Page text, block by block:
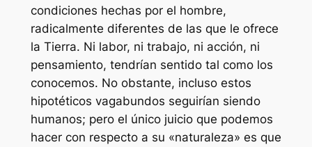
condiciones hechas por el hombre,
radicalmente diferentes de las que le ofrece
la Tierra. Ni labor, ni trabajo, ni acción, ni
pensamiento, tendrían sentido tal como los
conocemos. No obstante, incluso estos
hipotéticos vagabundos seguirían siendo
humanos; pero el único juicio que podemos
hacer con respecto a su «naturaleza» es que